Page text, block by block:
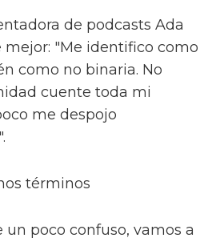
de podcasts Ada
mejor: "Me identifico como
como no binaria. No
cuente toda mi
me despojo
términos
un poco confuso, vamos a